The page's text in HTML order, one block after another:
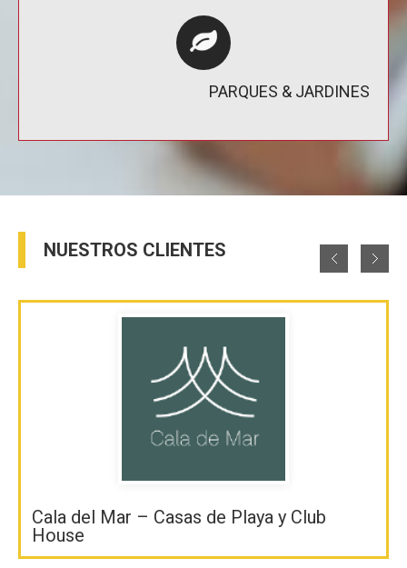
PARQUES & JARDINES
NUESTROS CLIENTES
Cala del Mar – Casas de Playa y Club
House